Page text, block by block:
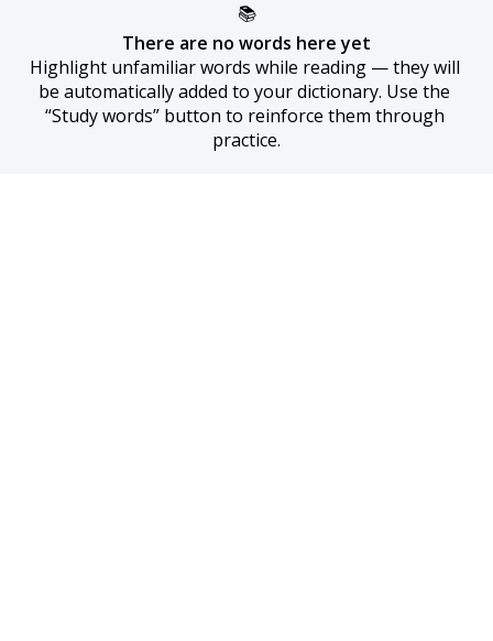
📚
There are no words here yet
Highlight unfamiliar words while reading — they will
be automatically added to your dictionary. Use the
“Study words” button to reinforce them through
practice.